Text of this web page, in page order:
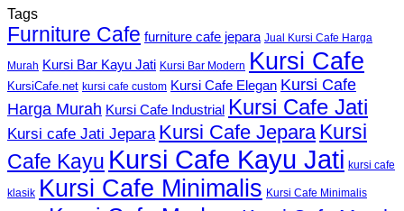
Tags
Furniture Cafe furniture cafe jepara Jual Kursi Cafe Harga
Murah Kursi Bar Kayu Jati Kursi Bar Modern Kursi Cafe
KursiCafe.net kursi cafe custom Kursi Cafe Elegan Kursi Cafe
Harga Murah Kursi Cafe Industrial Kursi Cafe Jati
Kursi cafe Jati Jepara Kursi Cafe Jepara Kursi
Cafe Kayu Kursi Cafe Kayu Jati kursi cafe
klasik Kursi Cafe Minimalis Kursi Cafe Minimalis